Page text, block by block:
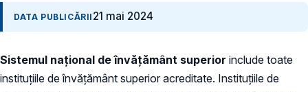
DATA PUBLICĂRII 21 mai 2024
Sistemul naţional de învăţământ superior include toate
instituţiile de învăţământ superior acreditate. Instituţiile de